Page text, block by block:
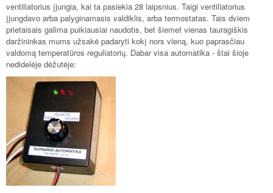
ventiliatorius įjungia, kai ta pasiekia 28 laipsnius. Taigi ventiliatorius
įjungdavo arba palyginamasis valdiklis, arba termostatas. Tais dviem
prietaisais galima puikiausiai naudotis, bet šiemet vienas tauragiškis
daržininkas mums užsakė padaryti kokį nors vieną, kuo paprasčiau
valdomą temperatūros reguliatorių. Dabar visa automatika - štai šioje
nedidelėje dėžutėje: